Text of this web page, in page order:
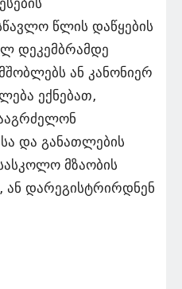
წლის დაწყების
დეკემბრამდე
ან კანონიერ
ექნებათ,
და განათლების
მზაობის
ან დარეგისტრირდნენ